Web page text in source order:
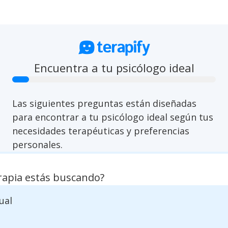
Encuentra a tu psicólogo ideal
Las siguientes preguntas están diseñadas
para encontrar a tu psicólogo ideal según tus
necesidades terapéuticas y preferencias
personales.
estás buscando?